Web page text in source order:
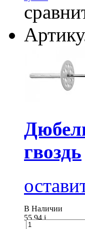
гвоздь
В Наличии
55.94i